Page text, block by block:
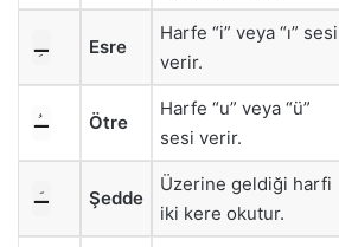
ــِـ Esre
Harfe “i” veya “ı” sesi
verir.
ــُـ Ötre
Harfe “u” veya “ü”
sesi verir.
ــّـ Şedde
Üzerine geldiği harfi
iki kere okutur.